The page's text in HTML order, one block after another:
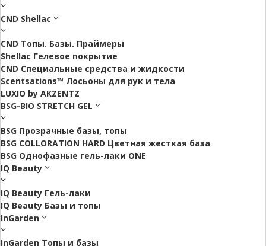
CND Shellac
CND Топы. Базы. Праймеры
Shellac Гелевое покрытие
CND Специальные средства и жидкости
Scentsations™ Лосьоны для рук и тела
LUXIO by AKZENTZ
BSG-BIO STRETCH GEL
BSG Прозрачные базы, топы
BSG COLLORATION HARD Цветная жесткая база
BSG Однофазные гель-лаки ONE
IQ Beauty
IQ Beauty Гель-лаки
IQ Beauty Базы и топы
InGarden
InGarden Топы и базы